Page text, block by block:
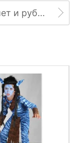
Набор Гарри Поттера (жилет и рубашка)